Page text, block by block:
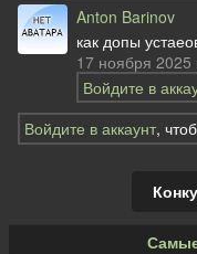
Anton Barinov
как допы
17 ноября 2025
Войдите в
Войдите в аккаунт,